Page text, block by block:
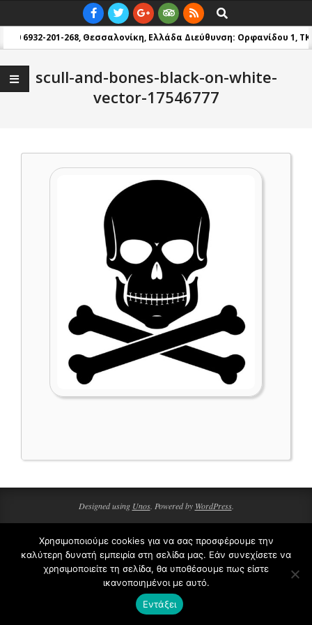
to
content
Navigation
Menu
Search
6932-201-268, Θεσσαλονίκη, ΕλλάδαΔιεύθυνση: Ορφανίδου 1, TK
scull-and-bones-black-on-white-
vector-17546777
10-
Designed using Unos. Powered by WordPress.
Χρησιμοποιούμε cookies για να σας προσφέρουμε την
καλύτερη δυνατή εμπειρία στη σελίδα μας. Εάν συνεχίσετε να
χρησιμοποιείτε τη σελίδα, θα υποθέσουμε πως είστε
ικανοποιημένοι με αυτό.
Εντάξει